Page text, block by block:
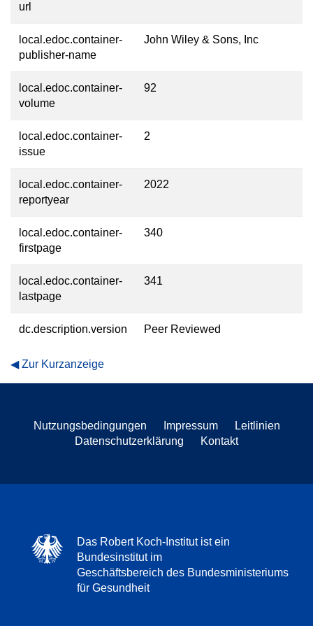
url
local.edoc.container-
publisher-name
John Wiley & Sons, Inc
local.edoc.container-
volume
92
local.edoc.container-
issue
2
local.edoc.container-
reportyear
2022
local.edoc.container-
firstpage
340
local.edoc.container-
lastpage
341
dc.description.version Peer Reviewed
Zur Kurzanzeige
Nutzungsbedingungen Impressum
Leitlinien
Datenschutzerklärung
Kontakt
Das Robert Koch-Institut ist ein
Bundesinstitut im
Geschäftsbereich des Bundesministeriums
für Gesundheit